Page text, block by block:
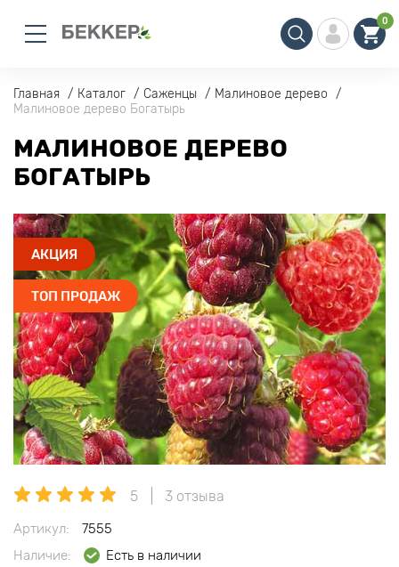
0
Главная Каталог Саженцы
Малиновое дерево
Малиновое дерево Богатырь
МАЛИНОВОЕ ДЕРЕВО
БОГАТЫРЬ
АКЦИЯ
ТОП ПРОДАЖ
5 3 отзыва
Артикул:
7555
Наличие:
Есть в наличии